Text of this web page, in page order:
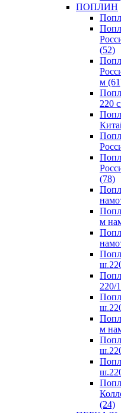
ПОПЛИН
(52)
м
220
(78)
м
220/
м
(24)